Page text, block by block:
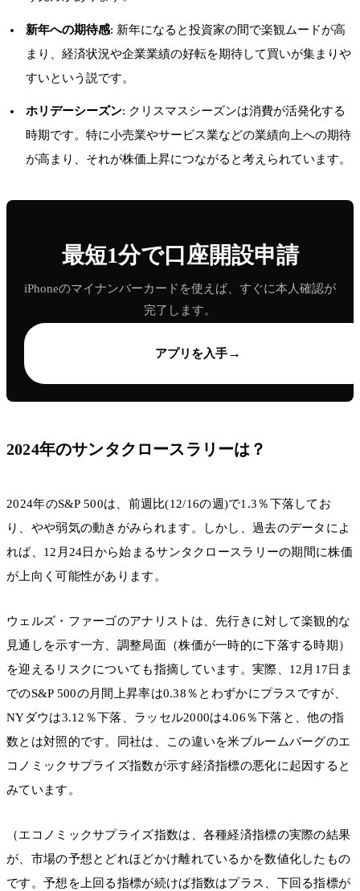
新年への期待感: 新年になると投資家の間で楽観ムードが高
まり、経済状況や企業業績の好転を期待して買いが集まりや
すいという説です。
ホリデーシーズン: クリスマスシーズンは消費が活発化する
時期です。特に小売業やサービス業などの業績向上への期待
が高まり、それが株価上昇につながると考えられています。
最短1分で口座開設申請
iPhoneのマイナンバーカードを使えば、すぐに本人確認が
完了します。
アプリを入手→
2024年のサンタクロースラリーは？
2024年のS&P 500は、前週比(12/16の週)で1.3％下落してお
り、やや弱気の動きがみられます。しかし、過去のデータによ
れば、12月24日から始まるサンタクロースラリーの期間に株価
が上向く可能性があります。
ウェルズ・ファーゴのアナリストは、先行きに対して楽観的な
見通しを示す一方、調整局面（株価が一時的に下落する時期）
を迎えるリスクについても指摘しています。実際、12月17日ま
でのS&P 500の月間上昇率は0.38％とわずかにプラスですが、
NYダウは3.12％下落、ラッセル2000は4.06％下落と、他の指
数とは対照的です。同社は、この違いを米ブルームバーグのエ
コノミックサプライズ指数が示す経済指標の悪化に起因すると
みています。
（エコノミックサプライズ指数は、各種経済指標の実際の結果
が、市場の予想とどれほどかけ離れているかを数値化したもの
です。予想を上回る指標が続けば指数はプラス、下回る指標が